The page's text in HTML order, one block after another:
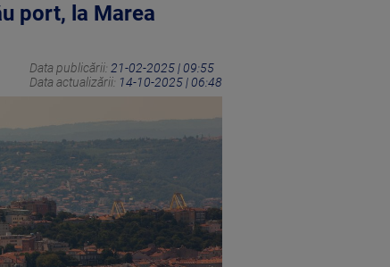
port, la Marea
Data publicării: 21-02-2025 | 09:55
Data actualizării: 14-10-2025 | 06:48